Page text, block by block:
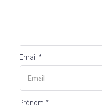
Email *
Prénom *